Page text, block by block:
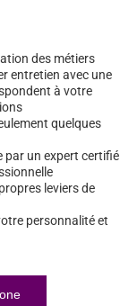
des métiers
entretien avec une
à votre
quelques
par un expert certifié
leviers de
personnalité et